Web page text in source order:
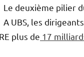
Le deuxième pilier
A UBS, les
plus de 17